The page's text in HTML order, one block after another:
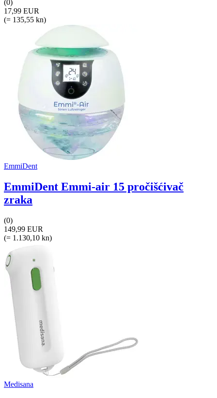
(0)
17,99 EUR
(= 135,55 kn)
EmmiDent
EmmiDent Emmi-air 15 pročišćivač
zraka
(0)
149,99 EUR
(= 1.130,10 kn)
Medisana